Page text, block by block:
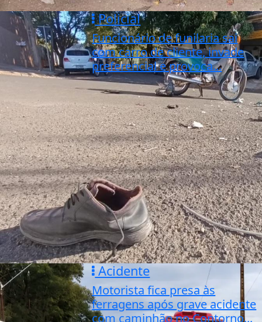
Policial
Funcionário de funilaria sai
com carro de cliente, invade
preferencial e provoca...
Acidente
Motorista fica presa às
ferragens após grave acidente
com caminhão no Contorno...